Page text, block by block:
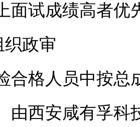
面试成绩高者优
政审
格人员中按总
由西安咸有孚科